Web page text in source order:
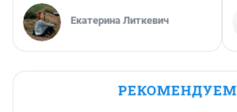
Екатерина Литкевич
РЕКОМЕНДУЕМ